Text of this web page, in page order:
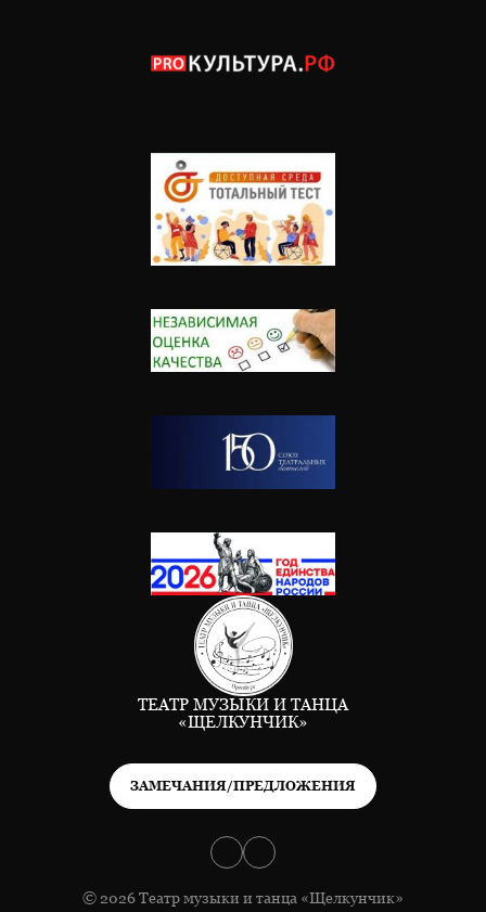
ТЕАТР МУЗЫКИ И ТАНЦА
«ЩЕЛКУНЧИК»
ЗАМЕЧАНИЯ/ПРЕДЛОЖЕНИЯ
© 2026 Театр музыки и танца «Щелкунчик»